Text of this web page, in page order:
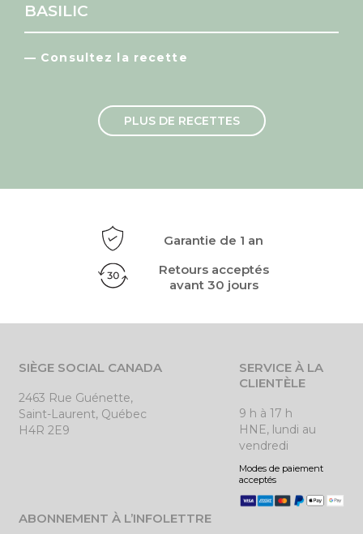
BASILIC
— Consultez la recette
PLUS DE RECETTES
Garantie de 1 an
Retours acceptés
avant 30 jours
SIÈGE SOCIAL CANADA
2463 Rue Guénette,
Saint-Laurent, Québec
H4R 2E9
SERVICE À LA
CLIENTÈLE
9 h à 17 h
HNE, lundi au
vendredi
Modes de paiement
acceptés
ABONNEMENT À L’INFOLETTRE